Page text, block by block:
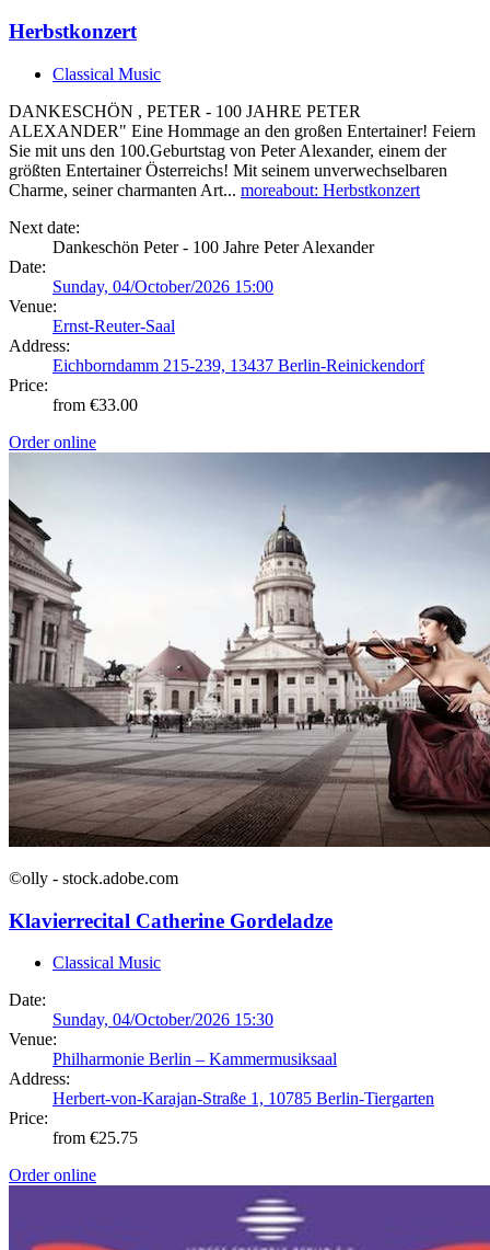
Herbstkonzert
Classical Music
DANKESCHÖN , PETER - 100 JAHRE PETER
ALEXANDER" Eine Hommage an den großen Entertainer! Feiern
Sie mit uns den 100.Geburtstag von Peter Alexander, einem der
größten Entertainer Österreichs! Mit seinem unverwechselbaren
Charme, seiner charmanten Art... moreabout: Herbstkonzert
Next date:
Dankeschön Peter - 100 Jahre Peter Alexander
Date:
Sunday, 04/October/2026 15:00
Venue:
Ernst-Reuter-Saal
Address:
Eichborndamm 215-239, 13437 Berlin-Reinickendorf
Price:
from €33.00
Order online
©olly - stock.adobe.com
Klavierrecital Catherine Gordeladze
Classical Music
Date:
Sunday, 04/October/2026 15:30
Venue:
Philharmonie Berlin – Kammermusiksaal
Address:
Herbert-von-Karajan-Straße 1, 10785 Berlin-Tiergarten
Price:
from €25.75
Order online